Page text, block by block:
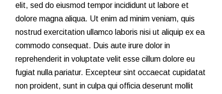
elit, sed do eiusmod tempor incididunt ut labore et
dolore magna aliqua. Ut enim ad minim veniam, quis
nostrud exercitation ullamco laboris nisi ut aliquip ex ea
commodo consequat. Duis aute irure dolor in
reprehenderit in voluptate velit esse cillum dolore eu
fugiat nulla pariatur. Excepteur sint occaecat cupidatat
non proident, sunt in culpa qui officia deserunt mollit